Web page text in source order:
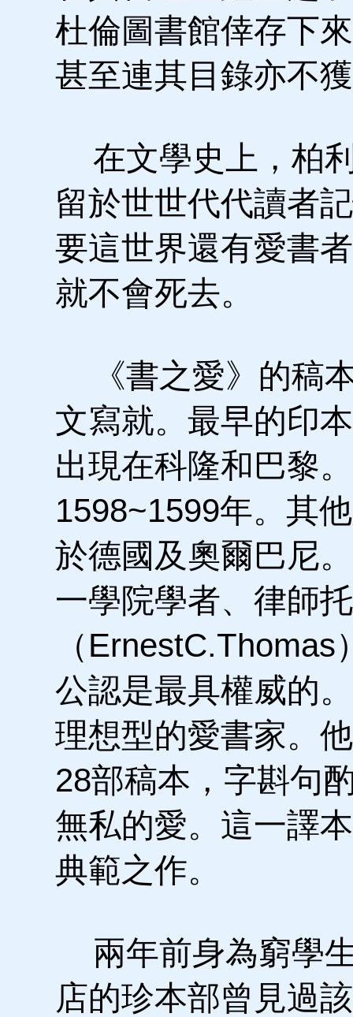
杜倫圖書館倖存下
甚至連其目錄亦不
在文學史上，柏
留於世世代代讀者
要這世界還有愛書
就不會死去。
《書之愛》的稿
文寫就。最早的印
出現在科隆和巴黎
1598~1599年。其
於德國及奧爾巴尼
一學院學者、律師
（
公認是最具權威的
理想型的愛書家。
28部稿本，字斟句
無私的愛。這一譯
典範之作。
兩年前身為窮學
店的珍本部曾見過